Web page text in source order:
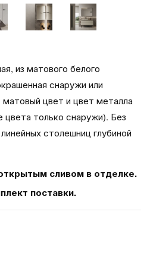
из матового белого
снаружи или
цвет и цвет металла
цвета только снаружи). Без
столешниц глубиной
сливом в отделке.
поставки.